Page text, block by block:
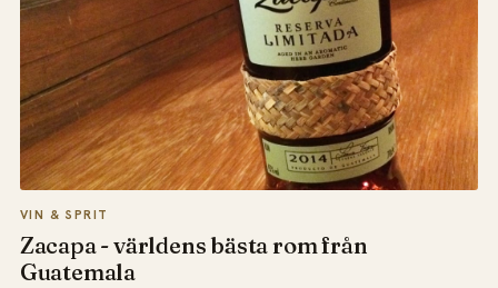
VIN & SPRIT
Zacapa - världens bästa rom från
Guatemala